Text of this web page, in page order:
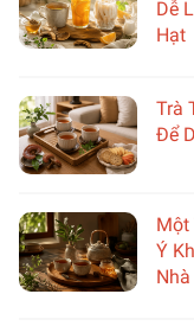
Dễ
Hạt
Trà
Để
Một
Ý
Nhà